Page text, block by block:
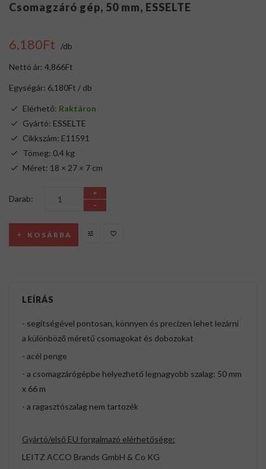
Csomagzáró gép, 50 mm, ESSELTE
6,180Ft /db
Nettó ár: 4,866Ft
Egységár: 6,180Ft / db
Elérhető: Raktáron
Gyártó: ESSELTE
Cikkszám: E11591
Tömeg: 0.4 kg
Méret: 18 × 27 × 7 cm
Darab:
KOSÁRBA
LEÍRÁS
- segítségével pontosan, könnyen és precízen lehet lezárni
a különböző méretű csomagokat és dobozokat
- acél penge
- a csomagzárógépbe helyezhető legnagyobb szalag: 50 mm
x 66 m
- a ragasztószalag nem tartozék
Gyártó/első EU forgalmazó elérhetősége:
LEITZ ACCO Brands GmbH & Co KG